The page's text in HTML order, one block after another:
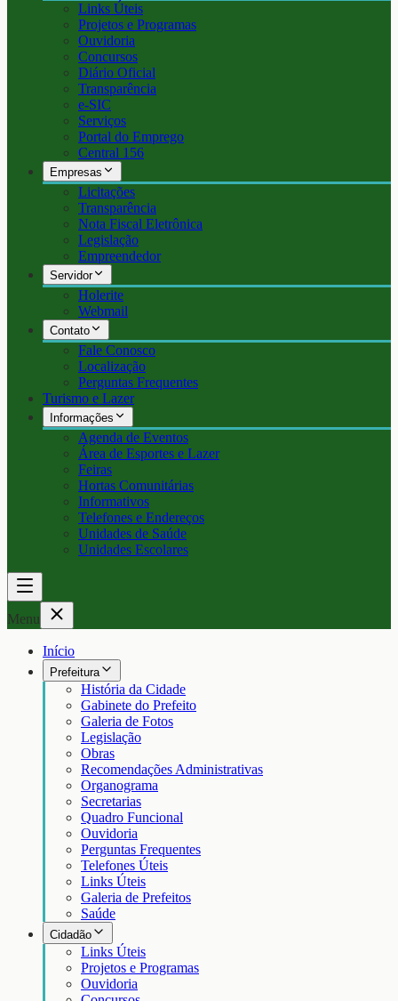
Links Úteis
Projetos e Programas
Ouvidoria
Concursos
Diário Oficial
Transparência
e-SIC
Serviços
Portal do Emprego
Central 156
Empresas
Licitações
Transparência
Nota Fiscal Eletrônica
Legislação
Empreendedor
Servidor
Holerite
Webmail
Contato
Fale Conosco
Localização
Perguntas Frequentes
Turismo e Lazer
Informações
Agenda de Eventos
Área de Esportes e Lazer
Feiras
Hortas Comunitárias
Informativos
Telefones e Endereços
Unidades de Saúde
Unidades Escolares
Menu
Início
Prefeitura
História da Cidade
Gabinete do Prefeito
Galeria de Fotos
Legislação
Obras
Recomendações Administrativas
Organograma
Secretarias
Quadro Funcional
Ouvidoria
Perguntas Frequentes
Telefones Úteis
Links Úteis
Galeria de Prefeitos
Saúde
Cidadão
Links Úteis
Projetos e Programas
Ouvidoria